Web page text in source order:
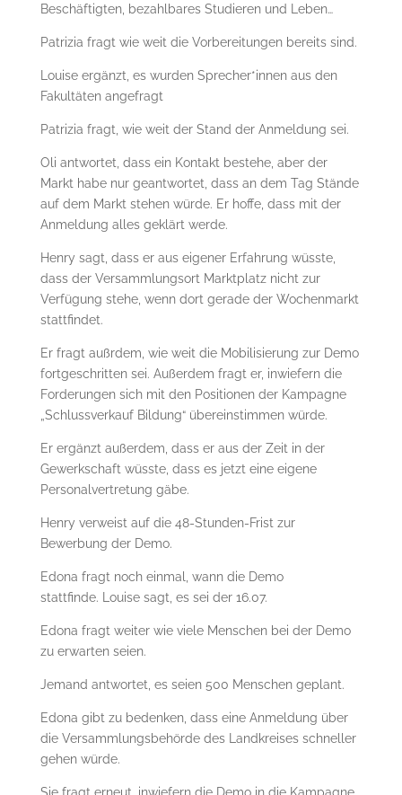
Beschäftigten, bezahlbares Studieren und Leben…
Patrizia fragt wie weit die Vorbereitungen bereits sind.
Louise ergänzt, es wurden Sprecher*innen aus den
Fakultäten angefragt
Patrizia fragt, wie weit der Stand der Anmeldung sei.
Oli antwortet, dass ein Kontakt bestehe, aber der
Markt habe nur geantwortet, dass an dem Tag Stände
auf dem Markt stehen würde. Er hoffe, dass mit der
Anmeldung alles geklärt werde.
Henry sagt, dass er aus eigener Erfahrung wüsste,
dass der Versammlungsort Marktplatz nicht zur
Verfügung stehe, wenn dort gerade der Wochenmarkt
stattfindet.
Er fragt außrdem, wie weit die Mobilisierung zur Demo
fortgeschritten sei. Außerdem fragt er, inwiefern die
Forderungen sich mit den Positionen der Kampagne
„Schlussverkauf Bildung“ übereinstimmen würde.
Er ergänzt außerdem, dass er aus der Zeit in der
Gewerkschaft wüsste, dass es jetzt eine eigene
Personalvertretung gäbe.
Henry verweist auf die 48-Stunden-Frist zur
Bewerbung der Demo.
Edona fragt noch einmal, wann die Demo
stattfinde. Louise sagt, es sei der 16.07.
Edona fragt weiter wie viele Menschen bei der Demo
zu erwarten seien.
Jemand antwortet, es seien 500 Menschen geplant.
Edona gibt zu bedenken, dass eine Anmeldung über
die Versammlungsbehörde des Landkreises schneller
gehen würde.